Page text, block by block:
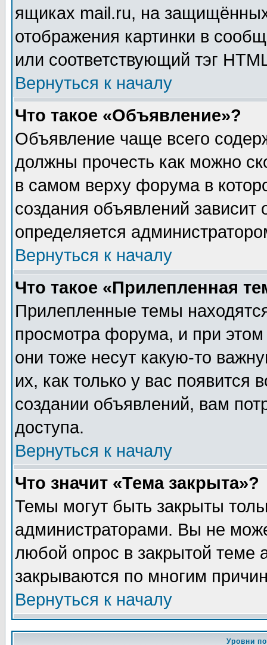
ящиках mail.ru, на
отображения картинки в
или соответствующий тэг
Вернуться к началу
Что такое «Объявление»?
Объявление чаще всего
должны прочесть как можно
в самом верху форума в
создания объявлений зависит
определяется
Вернуться к началу
Что такое «Прилепленная
Прилепленные темы
просмотра форума, и при
они тоже несут какую-то
их, как только у вас появится
создании объявлений, вам
доступа.
Вернуться к началу
Что значит «Тема закрыта»?
Темы могут быть закрыты
администраторами. Вы не
любой опрос в закрытой теме
закрываются по многим
Вернуться к началу
Уровни